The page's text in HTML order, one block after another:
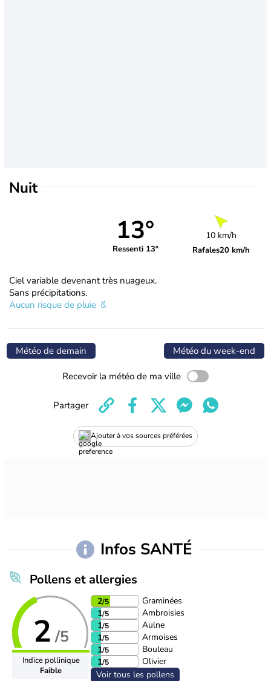
Nuit
13°
Ressenti 13°
10 km/h
Rafales20 km/h
Ciel variable devenant très nuageux.
Sans précipitations.
Aucun risque de pluie
Météo de demain Météo du week-end
Recevoir la météo de ma ville
Ajouter à vos sources préférées
Partager
Infos SANTÉ
Pollens et allergies
2 /5
Indice pollinique
Faible
2/5
Graminées
1/5
Ambroisies
1/5
Aulne
1/5
Armoises
1/5
Bouleau
1/5
Olivier
Voir tous les pollens